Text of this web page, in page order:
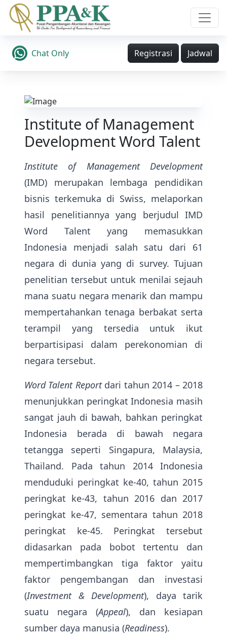
Chat Only Registrasi Jadwal
Institute of Management
Development Word Talent
Institute of Management Development
(IMD) merupakan lembaga pendidikan
bisnis terkemuka di Swiss, melaporkan
hasil penelitiannya yang berjudul IMD
Word Talent yang memasukkan
Indonesia menjadi salah satu dari 61
negara di dunia yang di survey. Tujuan
penelitian tersebut untuk menilai sejauh
mana suatu negara menarik dan mampu
mempertahankan tenaga berbakat serta
terampil yang tersedia untuk ikut
berpartisipasi dalam perekonomian di
negara tersebut.
Word Talent Report dari tahun 2014 – 2018
menunjukkan peringkat Indonesia masih
sangat jauh di bawah, bahkan peringkat
Indonesia berada di bawah negara
tetangga seperti Singapura, Malaysia,
Thailand. Pada tahun 2014 Indonesia
menduduki peringkat ke-40, tahun 2015
peringkat ke-43, tahun 2016 dan 2017
peringkat ke-47, sementara tahun 2018
peringkat ke-45. Peringkat tersebut
didasarkan pada bobot tertentu dan
mempertimbangkan tiga faktor yaitu
faktor pengembangan dan investasi
(Investment & Development), daya tarik
suatu negara (Appeal), dan kesiapan
sumber daya manusia (Readiness).